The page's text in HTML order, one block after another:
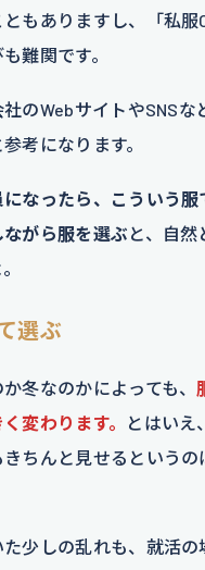
もありますし、「私服
難関です。
のWebサイトやSNSな
考になります。
になったら、こういう
がら服を選ぶ と、自然
選ぶ
冬なのかによっても、
変わります。
とはいえ
ちんと見せるというの
少しの乱れも、就活の